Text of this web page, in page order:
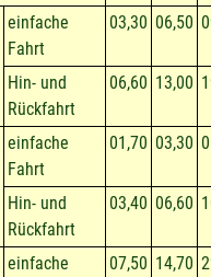
einfache
Fahrt
03,30 06,50
Hin- und
Rückfahrt
06,60 13,00
einfache
Fahrt
01,70 03,30
Hin- und
Rückfahrt
03,40 06,60
einfache
07,50 14,70